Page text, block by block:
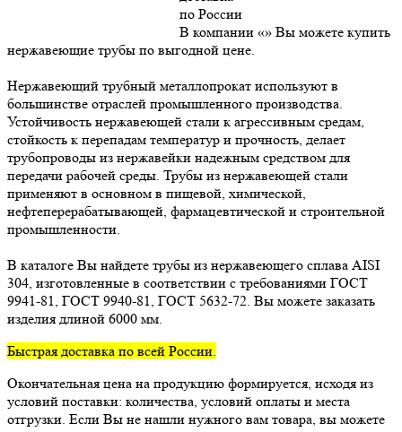
по России
В компании «» Вы можете купить
нержавеющие трубы по выгодной цене.
Нержавеющий трубный металлопрокат используют в
большинстве отраслей промышленного производства.
Устойчивость нержавеющей стали к агрессивным средам,
стойкость к перепадам температур и прочность, делает
трубопроводы из нержавейки надежным средством для
передачи рабочей среды. Трубы из нержавеющей стали
применяют в основном в пищевой, химической,
нефтеперерабатывающей, фармацевтической и строительной
промышленности.
В каталоге Вы найдете трубы из нержавеющего сплава AISI
304, изготовленные в соответствии с требованиями ГОСТ
9941-81, ГОСТ 9940-81, ГОСТ 5632-72. Вы можете заказать
изделия длиной 6000 мм.
Быстрая доставка по всей России.
Окончательная цена на продукцию формируется, исходя из
условий поставки: количества, условий оплаты и места
отгрузки. Если Вы не нашли нужного вам товара, вы можете